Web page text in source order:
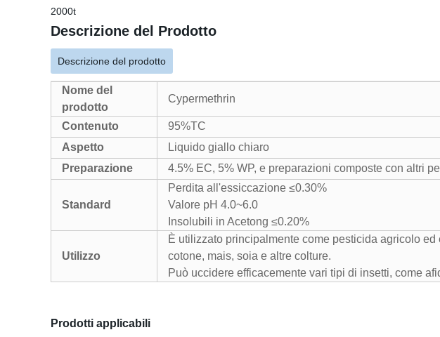
2000t
Descrizione del Prodotto
Descrizione del prodotto
Nome del
prodotto
Cypermethrin
Contenuto
95%TC
Aspetto
Liquido giallo chiaro
Preparazione
4.5% EC, 5% WP, e preparazioni composte con altri
Standard
Perdita all'essiccazione ≤0.30%
Valore pH 4.0~6.0
Insolubili in Acetong ≤0.20%
Utilizzo
È utilizzato principalmente come pesticida agricolo
cotone, mais, soia e altre colture.
Può uccidere efficacemente vari tipi di insetti, come
Prodotti applicabili